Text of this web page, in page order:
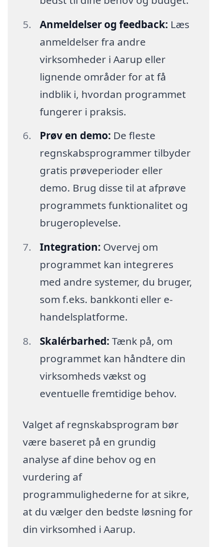
Anmeldelser og feedback: Læs
anmeldelser fra andre
virksomheder i Aarup eller
lignende områder for at få
indblik i, hvordan programmet
fungerer i praksis.
Prøv en demo: De fleste
regnskabsprogrammer tilbyder
gratis prøveperioder eller
demo. Brug disse til at afprøve
programmets funktionalitet og
brugeroplevelse.
Integration: Overvej om
programmet kan integreres
med andre systemer, du bruger,
som f.eks. bankkonti eller e-
handelsplatforme.
Skalérbarhed: Tænk på, om
programmet kan håndtere din
virksomheds vækst og
eventuelle fremtidige behov.
Valget af regnskabsprogram bør
være baseret på en grundig
analyse af dine behov og en
vurdering af
programmulighederne for at sikre,
at du vælger den bedste løsning for
din virksomhed i Aarup.